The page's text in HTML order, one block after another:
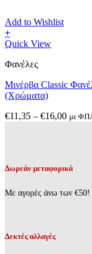
Add to Wishlist
+
Αυτό
προϊόν
πολλαπλές
παραλλαγές.
επιλογές
σελίδα
προϊόντος
Quick View
Φανέλες
Μινέρβα Classic
(Χρώματα)
€11,35 – €16,00Price
με
Δωρεάν μεταφορικά
Με αγορές άνω των €50!
Δεκτές αλλαγές